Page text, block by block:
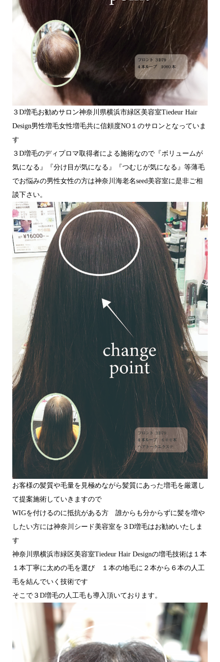
３D増毛お勧めサロン神奈川県横浜市緑区美容室Tiedeur Hair
Design男性増毛女性増毛共に信頼度NO１のサロンとなっていま
す
３D増毛のディプロマ取得者による施術なので『ボリュームが
気になる』『分け目が気になる』『つむじが気になる』等薄毛
でお悩みの男性女性の方は神奈川海老名seed美容室に是非ご相
談下さい。
お客様の髪質や毛量を見極めながら髪質にあった増毛を厳選し
て提案施術していきますので
WIGを付けるのに抵抗がある方 誰からも分からずに髪を増や
したい方には神奈川シード美容室を３D増毛はお勧めいたしま
す
神奈川県横浜市緑区美容室Tiedeur Hair Designの増毛技術は１本
１本丁寧に太めの毛を選び １本の地毛に２本から６本の人工
毛を結んでいく技術です
そこで３D増毛の人工毛も導入頂いております。